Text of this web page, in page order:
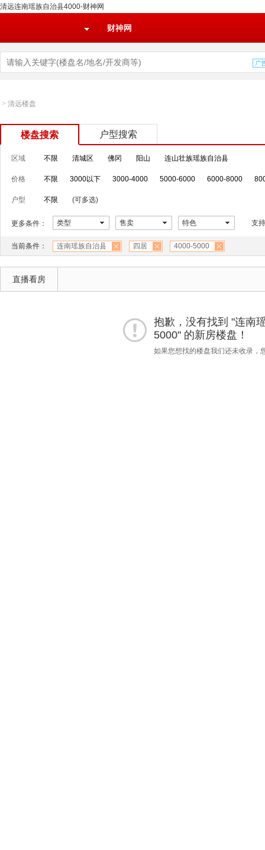
清远连南瑶族自治县4000-财神网
财神网
> 清远楼盘
楼盘搜索 户型搜索
区域 不限 清城区 佛冈 阳山 连山壮族瑶族自治县
价格 不限 3000以下 3000-4000 5000-6000 6000-8000
户型 不限 (可多选)
更多条件： 类型 售卖 特色 支
当前条件： 连南瑶族自治县 四居 4000-5000
直播看房
抱歉，没有找到 "连南
5000" 的新房楼盘！
如果您想找的楼盘我们还未收录，